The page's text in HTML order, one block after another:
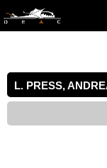
L. PRESS,